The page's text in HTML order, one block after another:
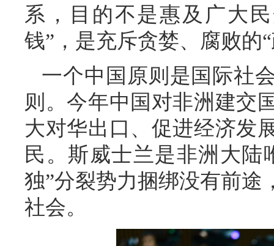
系，目的不是惠及广大
钱”，是充斥贪婪、腐败的
一个中国原则是国际社
则。今年中国对非洲建交
大对华出口、促进经济发
民。斯威士兰是非洲大陆
独”分裂势力捆绑没有前途
社会。